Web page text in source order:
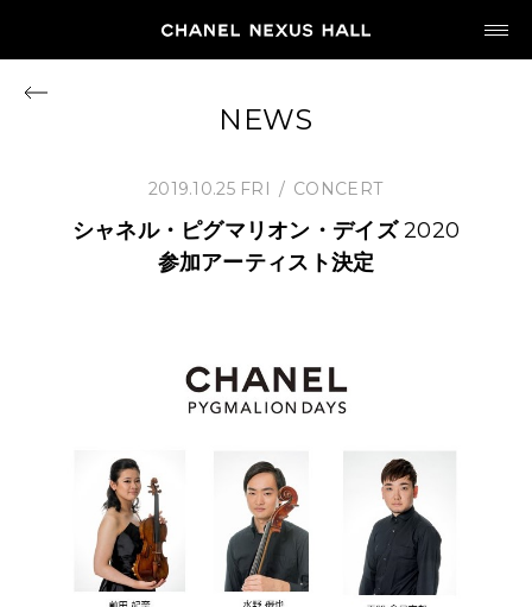
PROGRAM
ARCHIVE
NEWS
NEWS
2019.10.25 FRI CONCERT
シャネル・ピグマリオン・デイズ2020
参加アーティスト決定